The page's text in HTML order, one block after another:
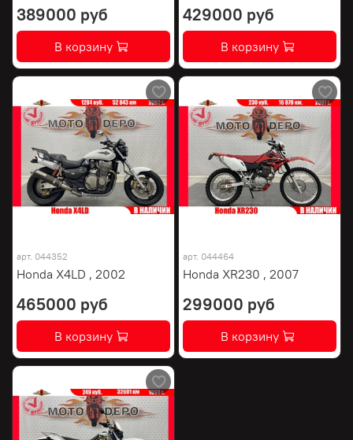
389000 руб
В корзину
429000 руб
В корзину
арт. 044352
Honda X4LD , 2002
465000 руб
В корзину
арт. 044464
Honda XR230 , 2007
299000 руб
В корзину